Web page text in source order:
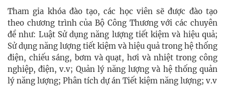
Tham gia khóa đào tạo, các học viên sẽ được đào tạo
theo chương trình của Bộ Công Thương với các chuyên
đề như: Luật Sử dụng năng lượng tiết kiệm và hiệu quả;
Sử dụng năng lượng tiết kiệm và hiệu quả trong hệ thống
điện, chiếu sáng, bơm và quạt, hơi và nhiệt trong công
nghiệp, điện, v.v; Quản lý năng lượng và hệ thống quản
lý năng lượng; Phân tích dự án Tiết kiệm năng lượng; v.v